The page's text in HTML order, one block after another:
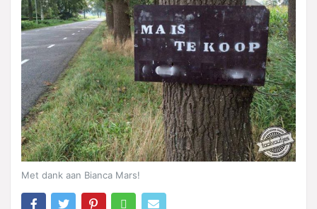
Met dank aan Bianca Mars!